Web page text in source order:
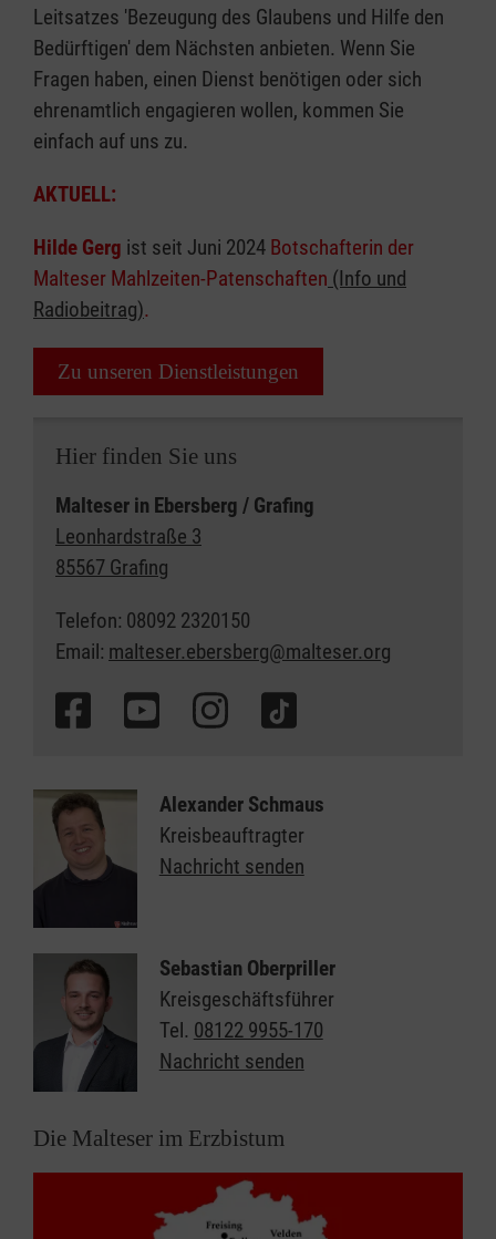
Leitsatzes 'Bezeugung des Glaubens und Hilfe den
Bedürftigen' dem Nächsten anbieten. Wenn Sie
Fragen haben, einen Dienst benötigen oder sich
ehrenamtlich engagieren wollen, kommen Sie
einfach auf uns zu.
AKTUELL:
Hilde Gerg ist seit Juni 2024 Botschafterin der
Malteser Mahlzeiten-Patenschaften (Info und
Radiobeitrag).
Zu unseren Dienstleistungen
Hier finden Sie uns
Malteser in Ebersberg / Grafing
Leonhardstraße 3
85567 Grafing
Telefon: 08092 2320150
Email: malteser.ebersberg@malteser.org
Alexander Schmaus
Kreisbeauftragter
Nachricht senden
Sebastian Oberpriller
Kreisgeschäftsführer
Tel. 08122 9955-170
Nachricht senden
Die Malteser im Erzbistum